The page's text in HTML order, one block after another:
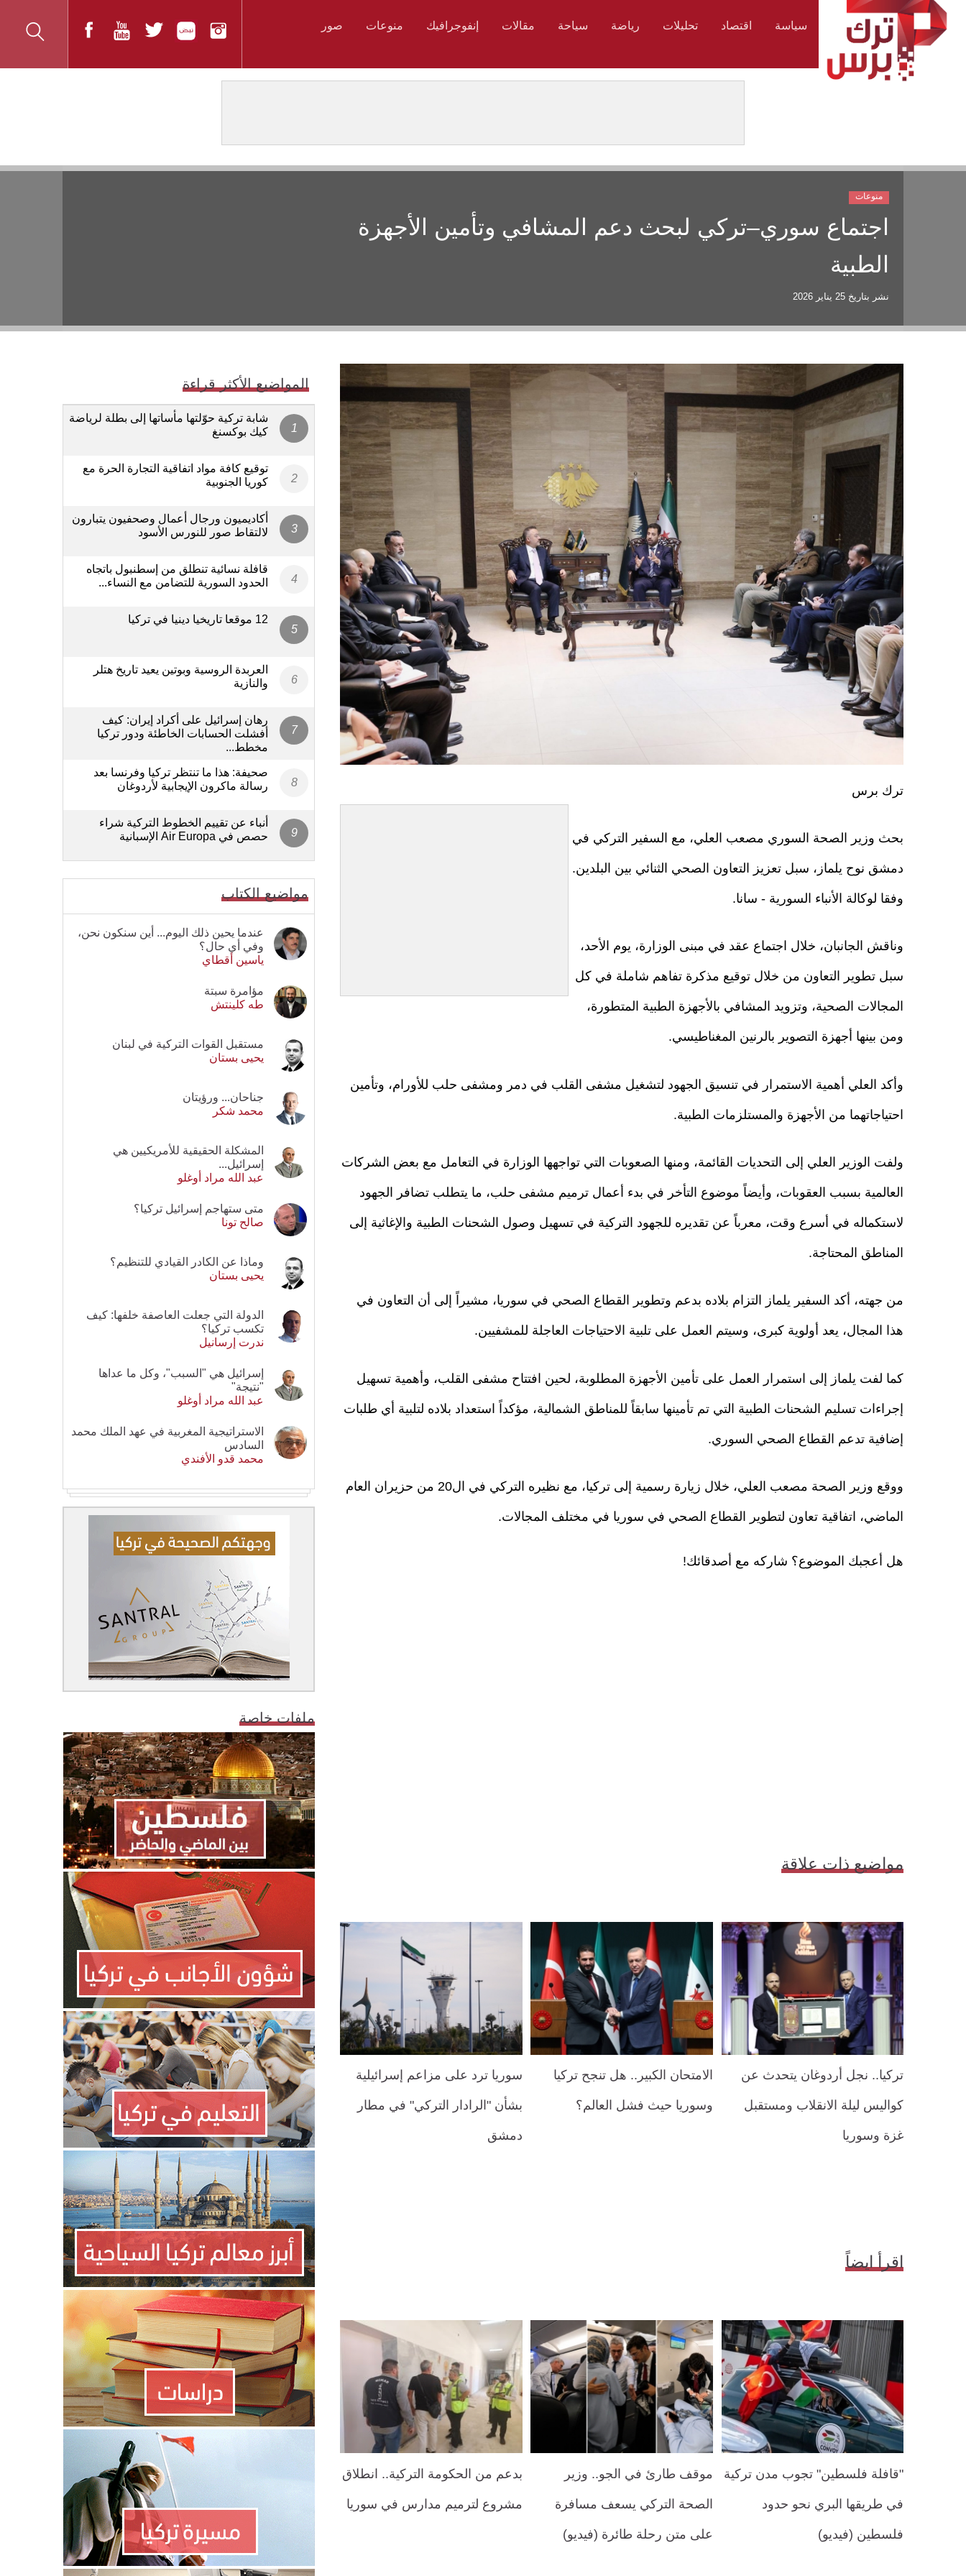
سياسة اقتصاد تحليلات رياضة سياحة مقالات إنفوجرافيك منوعات صور
اجتماع سوري–تركي لبحث دعم المشافي وتأمين الأجهزة
الطبية
نشر بتاريخ 25 يناير 2026
منوعات
ترك برس
بحث وزير الصحة السوري مصعب العلي، مع السفير التركي في
دمشق نوح يلماز، سبل تعزيز التعاون الصحي الثنائي بين البلدين.
وفقا لوكالة الأنباء السورية - سانا.
وناقش الجانبان، خلال اجتماع عقد في مبنى الوزارة، يوم الأحد،
سبل تطوير التعاون من خلال توقيع مذكرة تفاهم شاملة في كل
المجالات الصحية، وتزويد المشافي بالأجهزة الطبية المتطورة،
ومن بينها أجهزة التصوير بالرنين المغناطيسي.
وأكد العلي أهمية الاستمرار في تنسيق الجهود لتشغيل مشفى القلب في دمر ومشفى حلب للأورام، وتأمين
احتياجاتهما من الأجهزة والمستلزمات الطبية.
ولفت الوزير العلي إلى التحديات القائمة، ومنها الصعوبات التي تواجهها الوزارة في التعامل مع بعض الشركات
العالمية بسبب العقوبات، وأيضاً موضوع التأخر في بدء أعمال ترميم مشفى حلب، ما يتطلب تضافر الجهود
لاستكماله في أسرع وقت، معرباً عن تقديره للجهود التركية في تسهيل وصول الشحنات الطبية والإغاثية إلى
المناطق المحتاجة.
من جهته، أكد السفير يلماز التزام بلاده بدعم وتطوير القطاع الصحي في سوريا، مشيراً إلى أن التعاون في
هذا المجال، يعد أولوية كبرى، وسيتم العمل على تلبية الاحتياجات العاجلة للمشفيين.
كما لفت يلماز إلى استمرار العمل على تأمين الأجهزة المطلوبة، لحين افتتاح مشفى القلب، وأهمية تسهيل
إجراءات تسليم الشحنات الطبية التي تم تأمينها سابقاً للمناطق الشمالية، مؤكداً استعداد بلاده لتلبية أي طلبات
إضافية تدعم القطاع الصحي السوري.
ووقع وزير الصحة مصعب العلي، خلال زيارة رسمية إلى تركيا، مع نظيره التركي في ال20 من حزيران العام
الماضي، اتفاقية تعاون لتطوير القطاع الصحي في سوريا في مختلف المجالات.
هل أعجبك الموضوع؟ شاركه مع أصدقائك!
مواضيع ذات علاقة
تركيا.. نجل أردوغان يتحدث عن
كواليس ليلة الانقلاب ومستقبل
غزة وسوريا
الامتحان الكبير.. هل تنجح تركيا
وسوريا حيث فشل العالم؟
سوريا ترد على مزاعم إسرائيلية
بشأن "الرادار التركي" في مطار
دمشق
اقرأ ايضاً
"قافلة فلسطين" تجوب مدن تركية
في طريقها البري نحو حدود
فلسطين (فيديو)
موقف طارئ في الجو.. وزير
الصحة التركي يسعف مسافرة
على متن رحلة طائرة (فيديو)
بدعم من الحكومة التركية.. انطلاق
مشروع لترميم مدارس في سوريا
المواضيع الأكثر قراءة
شابة تركية حوّلتها مأساتها إلى بطلة لرياضة
كيك بوكسنغ
توقيع كافة مواد اتفاقية التجارة الحرة مع
كوريا الجنوبية
أكاديميون ورجال أعمال وصحفيون يتبارون
لالتقاط صور للنورس الأسود
قافلة نسائية تنطلق من إسطنبول باتجاه
الحدود السورية للتضامن مع النساء...
12 موقعا تاريخيا دينيا في تركيا
العربدة الروسية وبوتين يعيد تاريخ هتلر
والنازية
رهان إسرائيل على أكراد إيران: كيف
أفشلت الحسابات الخاطئة ودور تركيا
مخطط...
صحيفة: هذا ما تنتظر تركيا وفرنسا بعد
رسالة ماكرون الإيجابية لأردوغان
أنباء عن تقييم الخطوط التركية شراء
حصص في Air Europa الإسبانية
مواضيع الكتاب
عندما يحين ذلك اليوم... أين سنكون نحن،
وفي أي حال؟
ياسين أقطاي
مؤامرة سبتة
طه كلينتش
مستقبل القوات التركية في لبنان
يحيى بستان
جناحان... ورؤيتان
محمد شكر
المشكلة الحقيقية للأمريكيين هي
إسرائيل...
عبد الله مراد أوغلو
متى ستهاجم إسرائيل تركيا؟
صالح تونا
وماذا عن الكادر القيادي للتنظيم؟
يحيى بستان
الدولة التي جعلت العاصفة خلفها: كيف
تكسب تركيا؟
ندرت إرسانيل
إسرائيل هي "السبب"، وكل ما عداها
"نتيجة"
عبد الله مراد أوغلو
الاستراتيجية المغربية في عهد الملك محمد
السادس
محمد قدو الأفندي
ملفات خاصة